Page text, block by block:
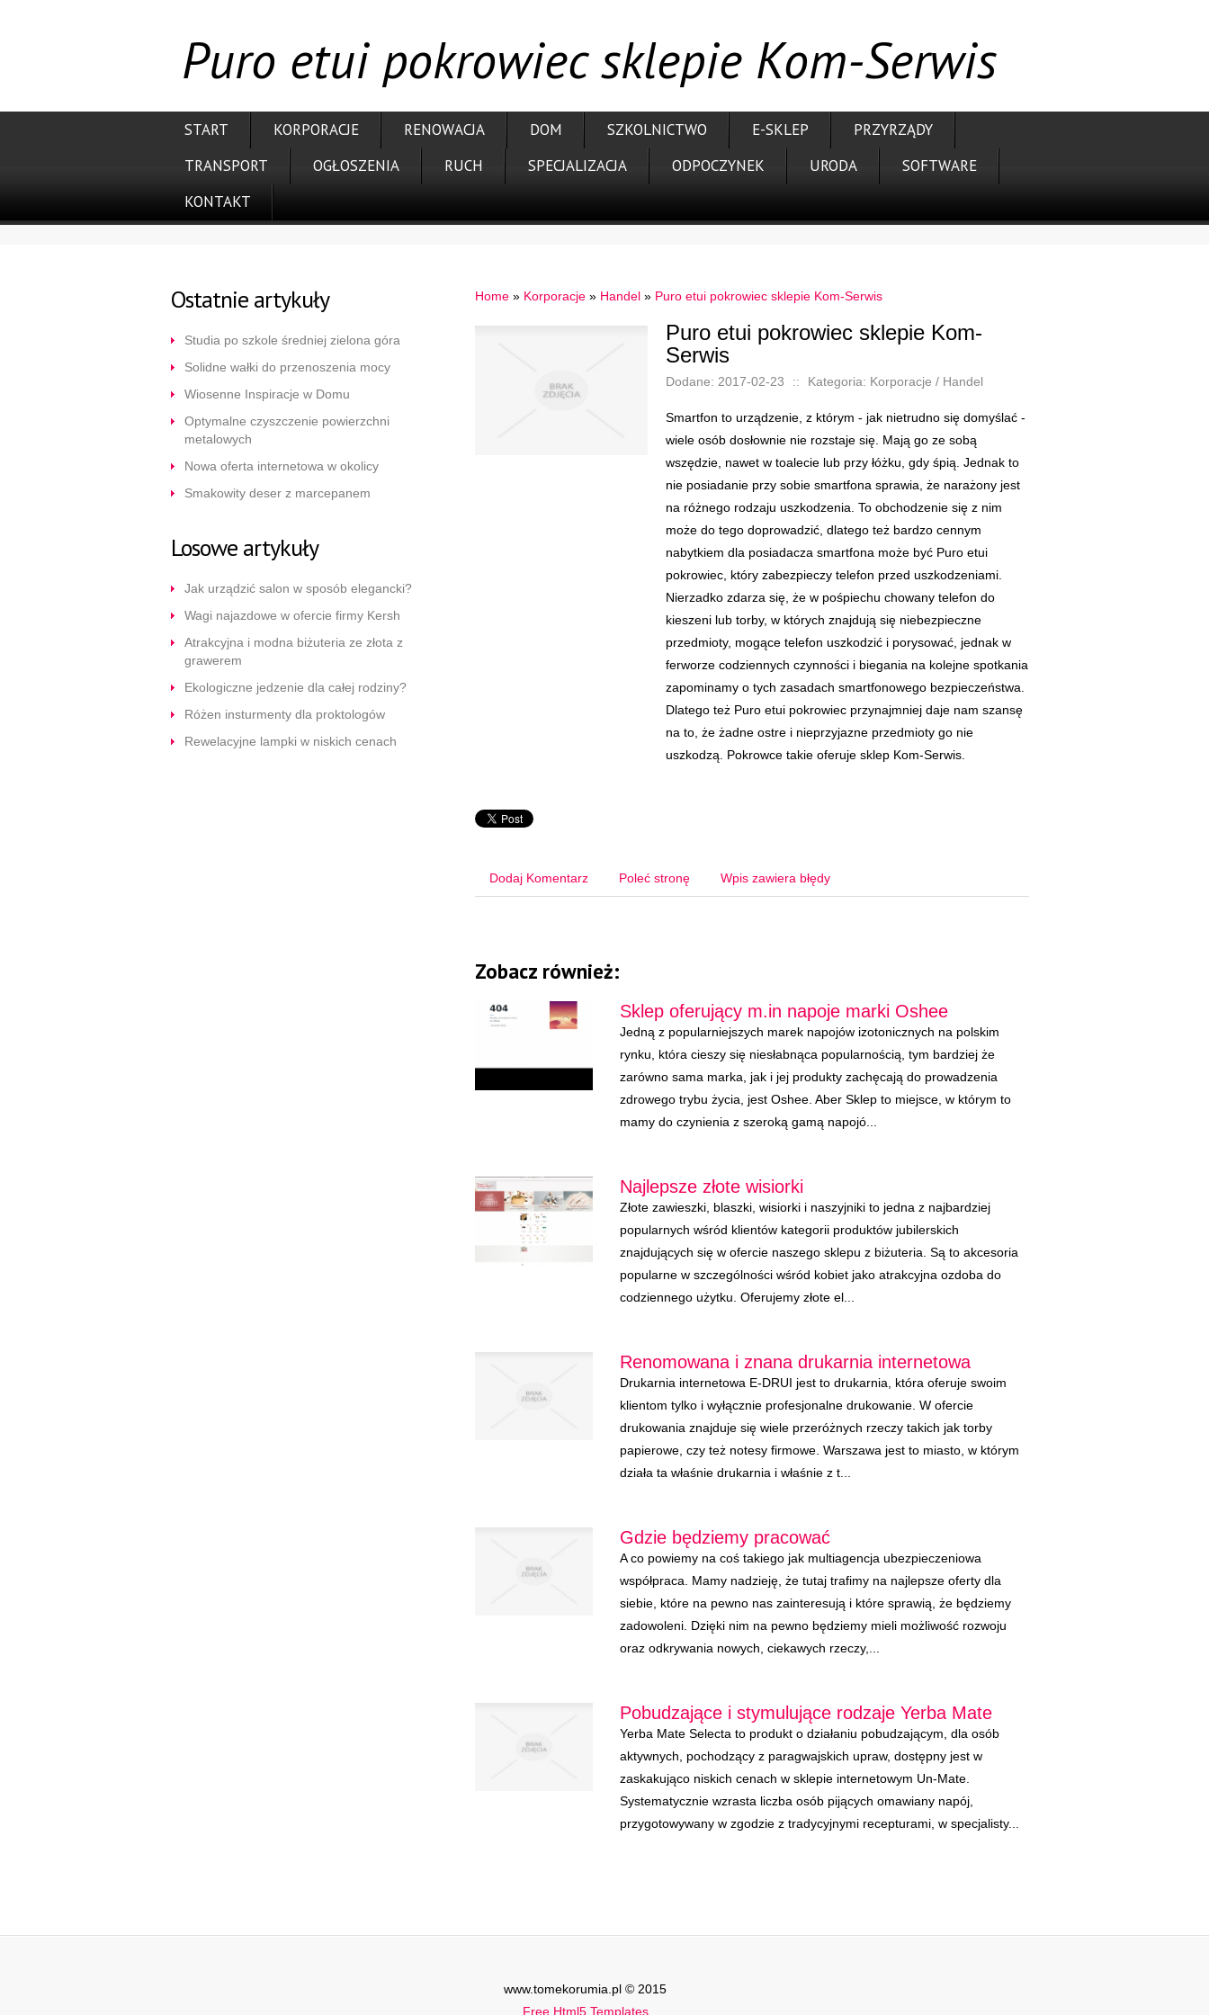
Puro etui pokrowiec sklepie Kom-Serwis
START KORPORACJE RENOWACJA DOM SZKOLNICTWO E-SKLEP
PRZYRZĄDY
TRANSPORT
OGŁOSZENIA RUCH SPECJALIZACJA ODPOCZYNEK URODA
SOFTWARE
KONTAKT
Ostatnie artykuły
Studia po szkole średniej zielona góra
Solidne wałki do przenoszenia mocy
Wiosenne Inspiracje w Domu
Optymalne czyszczenie powierzchni
metalowych
Nowa oferta internetowa w okolicy
Smakowity deser z marcepanem
Losowe artykuły
Jak urządzić salon w sposób elegancki?
Wagi najazdowe w ofercie firmy Kersh
Atrakcyjna i modna biżuteria ze złota z
grawerem
Ekologiczne jedzenie dla całej rodziny?
Różen insturmenty dla proktologów
Rewelacyjne lampki w niskich cenach
Home» Korporacje» Handel» Puro etui pokrowiec sklepie Kom-Serwis
Puro etui pokrowiec sklepie Kom-
Serwis
Dodane: 2017-02-23 :: Kategoria: Korporacje / Handel
Smartfon to urządzenie, z którym - jak nietrudno się domyślać -
wiele osób dosłownie nie rozstaje się. Mają go ze sobą
wszędzie, nawet w toalecie lub przy łóżku, gdy śpią. Jednak to
nie posiadanie przy sobie smartfona sprawia, że narażony jest
na różnego rodzaju uszkodzenia. To obchodzenie się z nim
może do tego doprowadzić, dlatego też bardzo cennym
nabytkiem dla posiadacza smartfona może być Puro etui
pokrowiec, który zabezpieczy telefon przed uszkodzeniami.
Nierzadko zdarza się, że w pośpiechu chowany telefon do
kieszeni lub torby, w których znajdują się niebezpieczne
przedmioty, mogące telefon uszkodzić i porysować, jednak w
ferworze codziennych czynności i biegania na kolejne spotkania
zapominamy o tych zasadach smartfonowego bezpieczeństwa.
Dlatego też Puro etui pokrowiec przynajmniej daje nam szansę
na to, że żadne ostre i nieprzyjazne przedmioty go nie
uszkodzą. Pokrowce takie oferuje sklep Kom-Serwis.
Dodaj Komentarz Poleć stronę Wpis zawiera błędy
Zobacz również:
Sklep oferujący m.in napoje marki Oshee
Jedną z popularniejszych marek napojów izotonicznych na polskim
rynku, która cieszy się niesłabnąca popularnością, tym bardziej że
zarówno sama marka, jak i jej produkty zachęcają do prowadzenia
zdrowego trybu życia, jest Oshee. Aber Sklep to miejsce, w którym to
mamy do czynienia z szeroką gamą napojó...
Najlepsze złote wisiorki
Złote zawieszki, blaszki, wisiorki i naszyjniki to jedna z najbardziej
popularnych wśród klientów kategorii produktów jubilerskich
znajdujących się w ofercie naszego sklepu z biżuteria. Są to akcesoria
popularne w szczególności wśród kobiet jako atrakcyjna ozdoba do
codziennego użytku. Oferujemy złote el...
Renomowana i znana drukarnia internetowa
Drukarnia internetowa E-DRUI jest to drukarnia, która oferuje swoim
klientom tylko i wyłącznie profesjonalne drukowanie. W ofercie
drukowania znajduje się wiele przeróżnych rzeczy takich jak torby
papierowe, czy też notesy firmowe. Warszawa jest to miasto, w którym
działa ta właśnie drukarnia i właśnie z t...
Gdzie będziemy pracować
A co powiemy na coś takiego jak multiagencja ubezpieczeniowa
współpraca. Mamy nadzieję, że tutaj trafimy na najlepsze oferty dla
siebie, które na pewno nas zainteresują i które sprawią, że będziemy
zadowoleni. Dzięki nim na pewno będziemy mieli możliwość rozwoju
oraz odkrywania nowych, ciekawych rzeczy,...
Pobudzające i stymulujące rodzaje Yerba Mate
Yerba Mate Selecta to produkt o działaniu pobudzającym, dla osób
aktywnych, pochodzący z paragwajskich upraw, dostępny jest w
zaskakująco niskich cenach w sklepie internetowym Un-Mate.
Systematycznie wzrasta liczba osób pijących omawiany napój,
przygotowywany w zgodzie z tradycyjnymi recepturami, w specjalisty...
www.tomekorumia.pl © 2015
Free Html5 Templates